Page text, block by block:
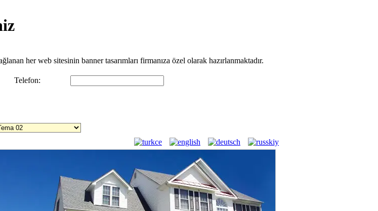
her web sitesinin banner tasarımları firmanıza özel olarak hazırlanmaktadır.
Telefon: